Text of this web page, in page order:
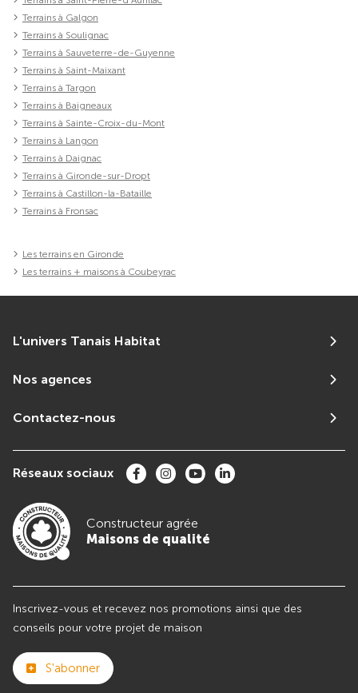
Terrains à Galgon
Terrains à Soulignac
Terrains à Sauveterre-de-Guyenne
Terrains à Saint-Maixant
Terrains à Targon
Terrains à Baigneaux
Terrains à Sainte-Croix-du-Mont
Terrains à Langon
Terrains à Daignac
Terrains à Gironde-sur-Dropt
Terrains à Castillon-la-Bataille
Terrains à Fronsac
Les terrains en Gironde
Les terrains + maisons à Coubeyrac
L'univers Tanais Habitat
Nos agences
Contactez-nous
Réseaux sociaux
Constructeur agrée
Maisons de qualité
Inscrivez-vous et recevez nos promotions ainsi que des
conseils pour votre projet de maison
S'abonner